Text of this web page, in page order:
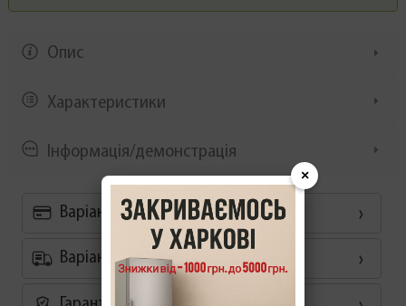
Опис
Характеристики
Інформація/демонстрація
Варіанти оплати
Варіанти доставки
×